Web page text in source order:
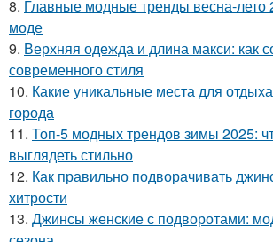
8. Главные модные тренды весна-лето
моде
9. Верхняя одежда и длина макси: как
современного стиля
10. Какие уникальные места для
города
11. Топ-5 модных трендов зимы 2025:
выглядеть стильно
12. Как правильно подворачивать
хитрости
13. Джинсы женские с подворотами: